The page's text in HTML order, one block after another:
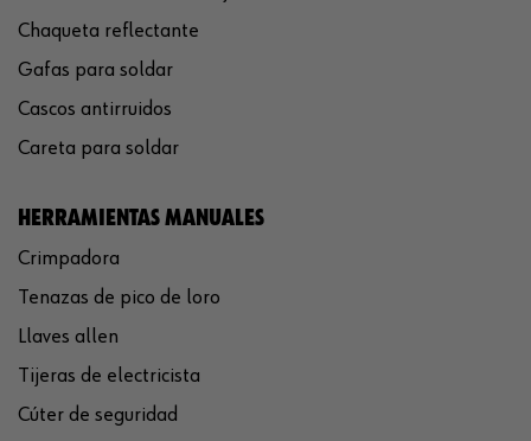
Chaqueta reflectante
Gafas para soldar
Cascos antirruidos
Careta para soldar
HERRAMIENTAS MANUALES
Crimpadora
Tenazas de pico de loro
Llaves allen
Tijeras de electricista
Cúter de seguridad